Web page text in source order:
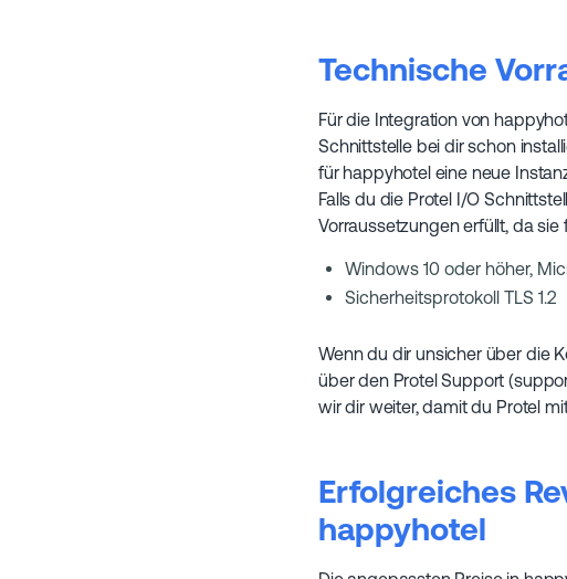
Technische
Für die Integration von
Schnittstelle bei dir schon
für happyhotel eine neue
Falls du die Protel I/O
Vorraussetzungen erfüllt, da
Windows 10 oder höher,
Sicherheitsprotokoll TLS 1.2
Wenn du dir unsicher über die
über den Protel Support
wir dir weiter, damit du Protel
Erfolgreiches
happyhotel